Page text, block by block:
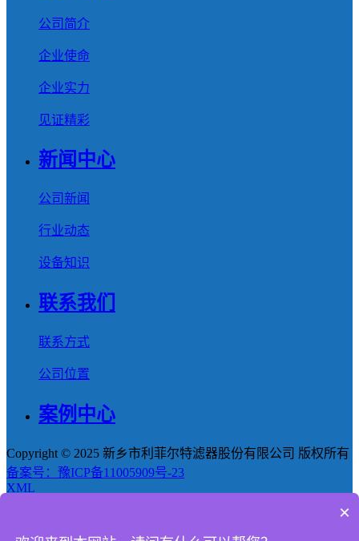
公司简介
企业使命
企业实力
见证精彩
新闻中心
公司新闻
行业动态
设备知识
联系我们
联系方式
公司位置
案例中心
Copyright © 2025 新乡市利菲尔特滤器股份有限公司 版权所有
备案号：豫ICP备11005909号-23
XML
×